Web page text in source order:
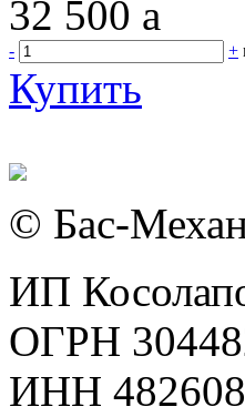
32 500 a
- +
Купить
© Бас-
ИП
ОГРН
ИНН